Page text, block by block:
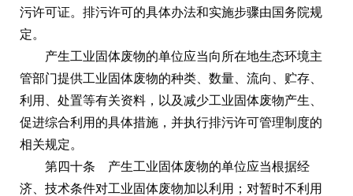
污许可证。排污许可的具体办法和实施步骤由国务院规
定。
产生工业固体废物的单位应当向所在地生态环境主
管部门提供工业固体废物的种类、数量、流向、贮存、
利用、处置等有关资料，以及减少工业固体废物产生、
促进综合利用的具体措施，并执行排污许可管理制度的
相关规定。
第四十条 产生工业固体废物的单位应当根据经
济、技术条件对工业固体废物加以利用；对暂时不利用